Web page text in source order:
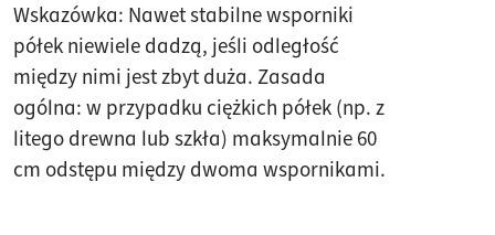
Wskazówka: Nawet stabilne wsporniki
półek niewiele dadzą, jeśli odległość
między nimi jest zbyt duża. Zasada
ogólna: w przypadku ciężkich półek (np. z
litego drewna lub szkła) maksymalnie 60
cm odstępu między dwoma wspornikami.